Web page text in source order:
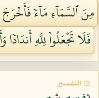
مِنَ ٱلسَّمَآءِ مَآءٗ
فَلَا تَجۡعَلُواْ لِلَّهِ أَندَادٗا
۞ التفسير